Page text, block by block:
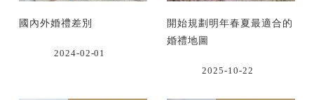
國內外婚禮差別
2024-02-01
開始規劃明年春夏最適合的
婚禮地圖
2025-10-22